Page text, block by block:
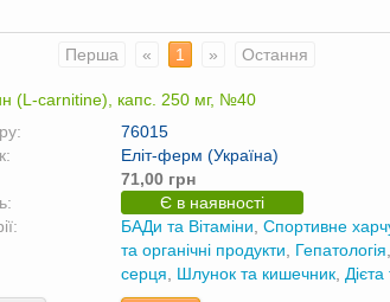
Перша
« 1 » Остання
(L-carnitine), капс. 250 мг, №40
76015
Еліт-ферм (Україна)
71,00 грн
Є в наявності
БАДи та Вітаміни Спортивне
та органічні продукти
Гепатологія
серця
Шлунок та кишечник